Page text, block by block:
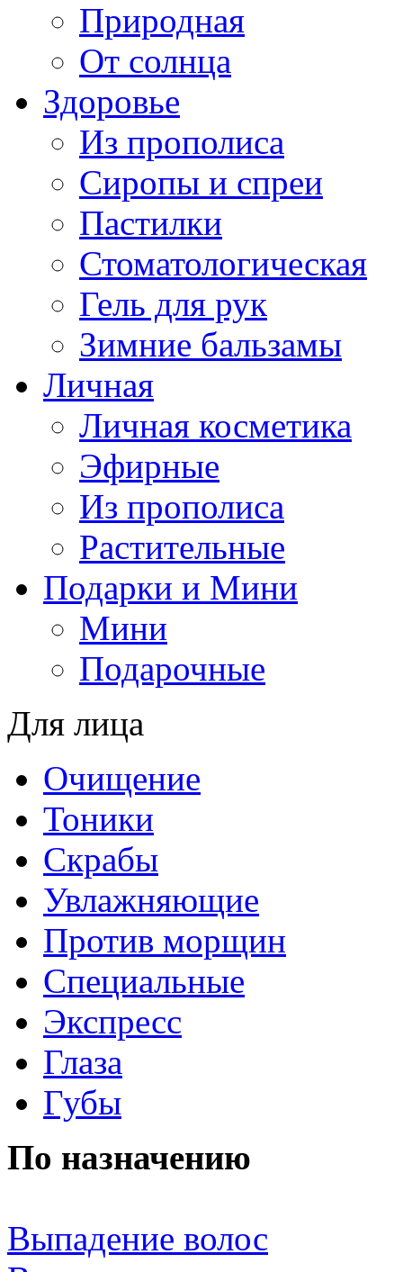
Природная
От солнца
Здоровье
Из прополиса
Сиропы и спреи
Пастилки
Стоматологическая
Гель для рук
Зимние бальзамы
Личная
Личная косметика
Эфирные
Из прополиса
Растительные
Подарки и Мини
Мини
Подарочные
Для лица
Oчищение
Тоники
Скрабы
Увлажняющие
Против морщин
Специальные
Экспресс
Глаза
Губы
По назначению
Выпадение волос